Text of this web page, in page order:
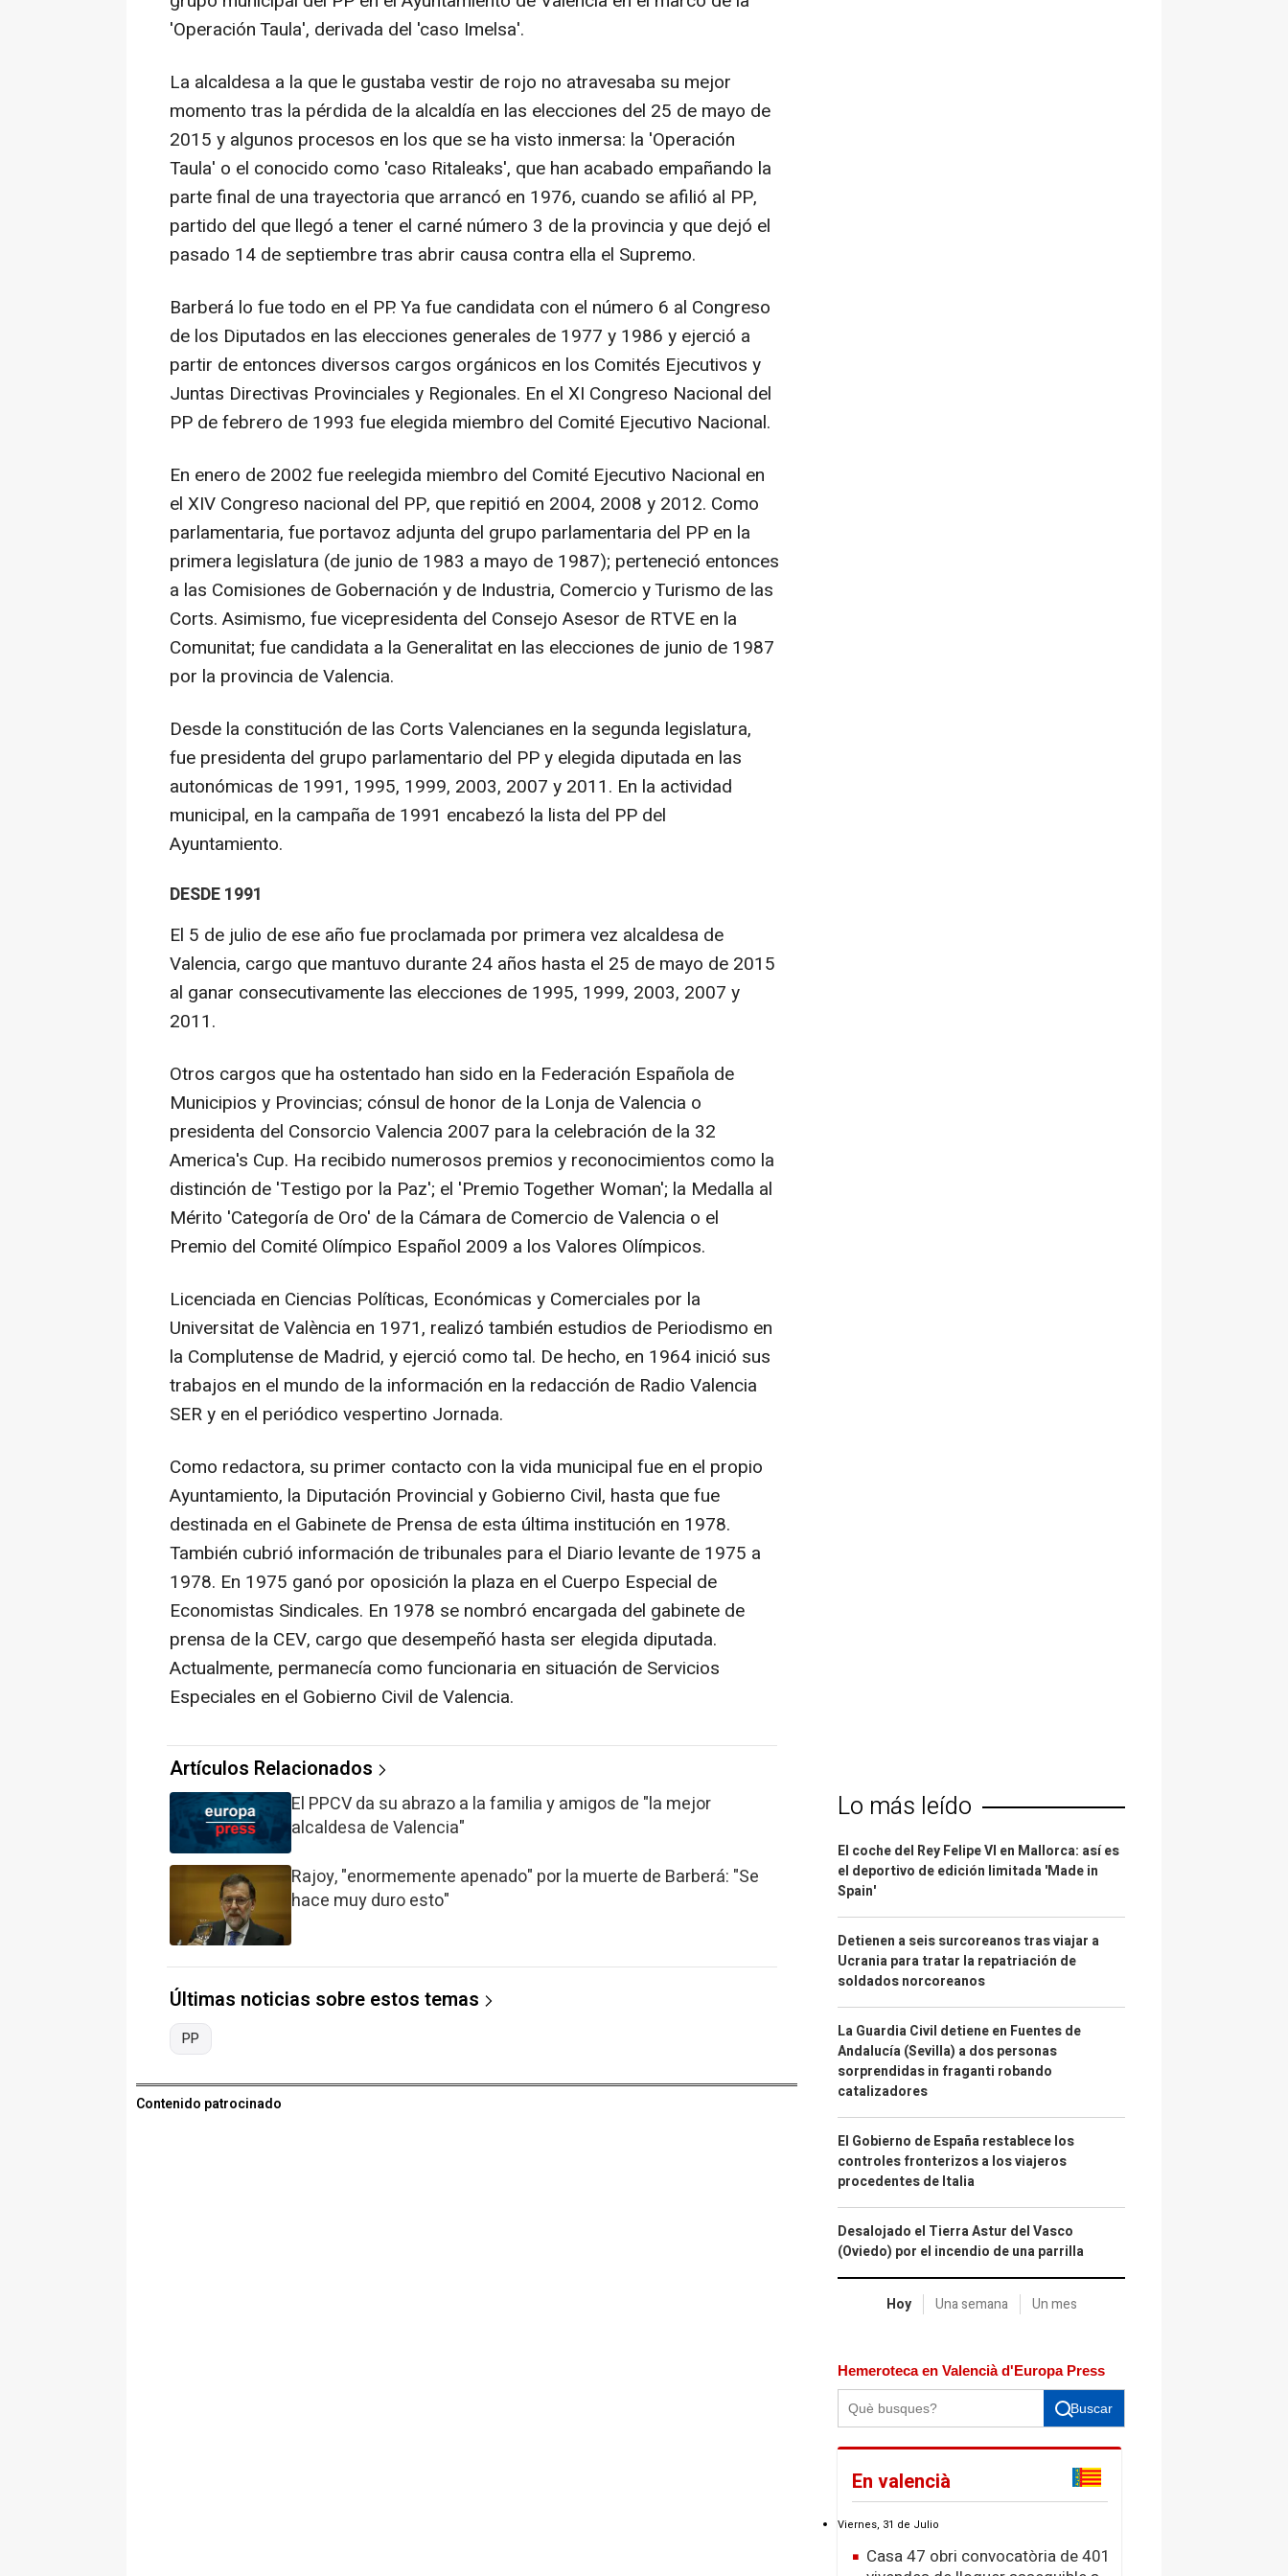
'Operación Taula', derivada del 'caso Imelsa'.
La alcaldesa a la que le gustaba vestir de rojo no atravesaba su mejor
momento tras la pérdida de la alcaldía en las elecciones del 25 de mayo de
2015 y algunos procesos en los que se ha visto inmersa: la 'Operación
Taula' o el conocido como 'caso Ritaleaks', que han acabado empañando la
parte final de una trayectoria que arrancó en 1976, cuando se afilió al PP,
partido del que llegó a tener el carné número 3 de la provincia y que dejó el
pasado 14 de septiembre tras abrir causa contra ella el Supremo.
Barberá lo fue todo en el PP. Ya fue candidata con el número 6 al Congreso
de los Diputados en las elecciones generales de 1977 y 1986 y ejerció a
partir de entonces diversos cargos orgánicos en los Comités Ejecutivos y
Juntas Directivas Provinciales y Regionales. En el XI Congreso Nacional del
PP de febrero de 1993 fue elegida miembro del Comité Ejecutivo Nacional.
En enero de 2002 fue reelegida miembro del Comité Ejecutivo Nacional en
el XIV Congreso nacional del PP, que repitió en 2004, 2008 y 2012. Como
parlamentaria, fue portavoz adjunta del grupo parlamentaria del PP en la
primera legislatura (de junio de 1983 a mayo de 1987); perteneció entonces
a las Comisiones de Gobernación y de Industria, Comercio y Turismo de las
Corts. Asimismo, fue vicepresidenta del Consejo Asesor de RTVE en la
Comunitat; fue candidata a la Generalitat en las elecciones de junio de 1987
por la provincia de Valencia.
Desde la constitución de las Corts Valencianes en la segunda legislatura,
fue presidenta del grupo parlamentario del PP y elegida diputada en las
autonómicas de 1991, 1995, 1999, 2003, 2007 y 2011. En la actividad
municipal, en la campaña de 1991 encabezó la lista del PP del
Ayuntamiento.
DESDE 1991
El 5 de julio de ese año fue proclamada por primera vez alcaldesa de
Valencia, cargo que mantuvo durante 24 años hasta el 25 de mayo de 2015
al ganar consecutivamente las elecciones de 1995, 1999, 2003, 2007 y
2011.
Otros cargos que ha ostentado han sido en la Federación Española de
Municipios y Provincias; cónsul de honor de la Lonja de Valencia o
presidenta del Consorcio Valencia 2007 para la celebración de la 32
America's Cup. Ha recibido numerosos premios y reconocimientos como la
distinción de 'Testigo por la Paz'; el 'Premio Together Woman'; la Medalla al
Mérito 'Categoría de Oro' de la Cámara de Comercio de Valencia o el
Premio del Comité Olímpico Español 2009 a los Valores Olímpicos.
Licenciada en Ciencias Políticas, Económicas y Comerciales por la
Universitat de València en 1971, realizó también estudios de Periodismo en
la Complutense de Madrid, y ejerció como tal. De hecho, en 1964 inició sus
trabajos en el mundo de la información en la redacción de Radio Valencia
SER y en el periódico vespertino Jornada.
Como redactora, su primer contacto con la vida municipal fue en el propio
Ayuntamiento, la Diputación Provincial y Gobierno Civil, hasta que fue
destinada en el Gabinete de Prensa de esta última institución en 1978.
También cubrió información de tribunales para el Diario levante de 1975 a
1978. En 1975 ganó por oposición la plaza en el Cuerpo Especial de
Economistas Sindicales. En 1978 se nombró encargada del gabinete de
prensa de la CEV, cargo que desempeñó hasta ser elegida diputada.
Actualmente, permanecía como funcionaria en situación de Servicios
Especiales en el Gobierno Civil de Valencia.
Artículos Relacionados
El PPCV da su abrazo a la familia y amigos de "la mejor
alcaldesa de Valencia"
Rajoy, "enormemente apenado" por la muerte de Barberá: "Se
hace muy duro esto"
Últimas noticias sobre estos temas
PP
Contenido patrocinado
Lo más leído
El coche del Rey Felipe VI en Mallorca: así es
el deportivo de edición limitada 'Made in
Spain'
Detienen a seis surcoreanos tras viajar a
Ucrania para tratar la repatriación de
soldados norcoreanos
La Guardia Civil detiene en Fuentes de
Andalucía (Sevilla) a dos personas
sorprendidas in fraganti robando
catalizadores
El Gobierno de España restablece los
controles fronterizos a los viajeros
procedentes de Italia
Desalojado el Tierra Astur del Vasco
(Oviedo) por el incendio de una parrilla
Hoy Una semana Un mes
Hemeroteca en Valencià d'Europa Press
Buscar
En valencià
Viernes, 31 de Julio
Casa 47 obri convocatòria de 401